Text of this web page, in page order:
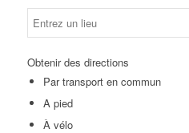
Obtenir des directions
Par transport en commun
A pied
À vélo